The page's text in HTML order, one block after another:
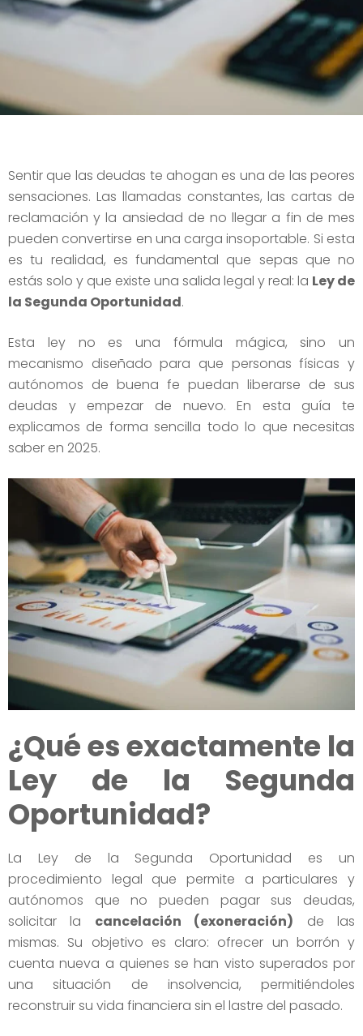
Sentir que las deudas te ahogan es una de las peores
sensaciones. Las llamadas constantes, las cartas de
reclamación y la ansiedad de no llegar a fin de mes
pueden convertirse en una carga insoportable. Si esta
es tu realidad, es fundamental que sepas que no
estás solo y que existe una salida legal y real: la Ley de
la Segunda Oportunidad.
Esta ley no es una fórmula mágica, sino un
mecanismo diseñado para que personas físicas y
autónomos de buena fe puedan liberarse de sus
deudas y empezar de nuevo. En esta guía te
explicamos de forma sencilla todo lo que necesitas
saber en 2025.
¿Qué es exactamente la
Ley de la Segunda
Oportunidad?
La Ley de la Segunda Oportunidad es un
procedimiento legal que permite a particulares y
autónomos que no pueden pagar sus deudas,
solicitar la cancelación (exoneración) de las
mismas. Su objetivo es claro: ofrecer un borrón y
cuenta nueva a quienes se han visto superados por
una situación de insolvencia, permitiéndoles
reconstruir su vida financiera sin el lastre del pasado.